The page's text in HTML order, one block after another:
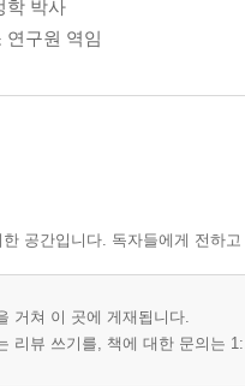
관계자 / 101
규직 인권 / 111
개정 / 117
학 박사
연구원 역임
공간입니다. 독자들에게 전하
거쳐 이 곳에 게재됩니다.
리뷰 쓰기를, 책에 대한 문의는